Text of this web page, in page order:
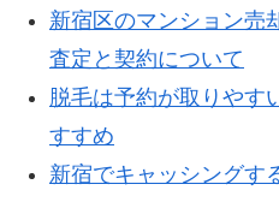
新宿区のマンション売
査定と契約について
脱毛は予約が取りやす
すすめ
新宿でキャッシングす